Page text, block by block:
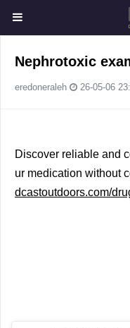
Nephrotoxic
eredoneraleh 26-05-06
Discover reliable and
ur medication without
dcastoutdoors.com/